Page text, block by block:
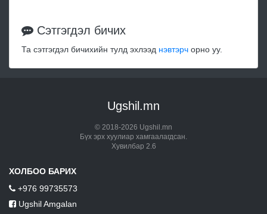
Сэтгэгдэл бичих
Та сэтгэгдэл бичихийн тулд эхлээд нэвтэрч орно уу.
Ugshil.mn
© 2018-2026 Ugshil.mn
Бүх эрх хуулиар хамгаалагдсан.
Хувилбар 2.6
ХОЛБОО БАРИХ
+976 99735573
Ugshil Amgalan